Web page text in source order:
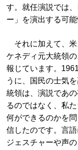
す。就任演説では
ー」を演出する可
それに加えて、米
ケネディ元大統領
報じています。
うに、国民の士気
統領は、演説であ
るのではなく、私
何ができるのかを
信したのです。言
ジェスチャーや声